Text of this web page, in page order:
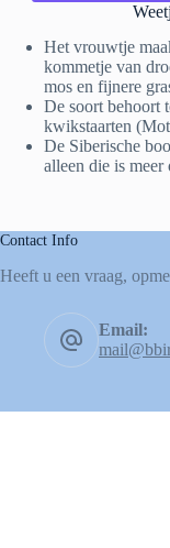
Het vrouwtje
kommetje van
mos en fijnere
De soort behoort
kwikstaarten
De Siberische
alleen die is
Contact Info
Heeft u een vraag,
Email: